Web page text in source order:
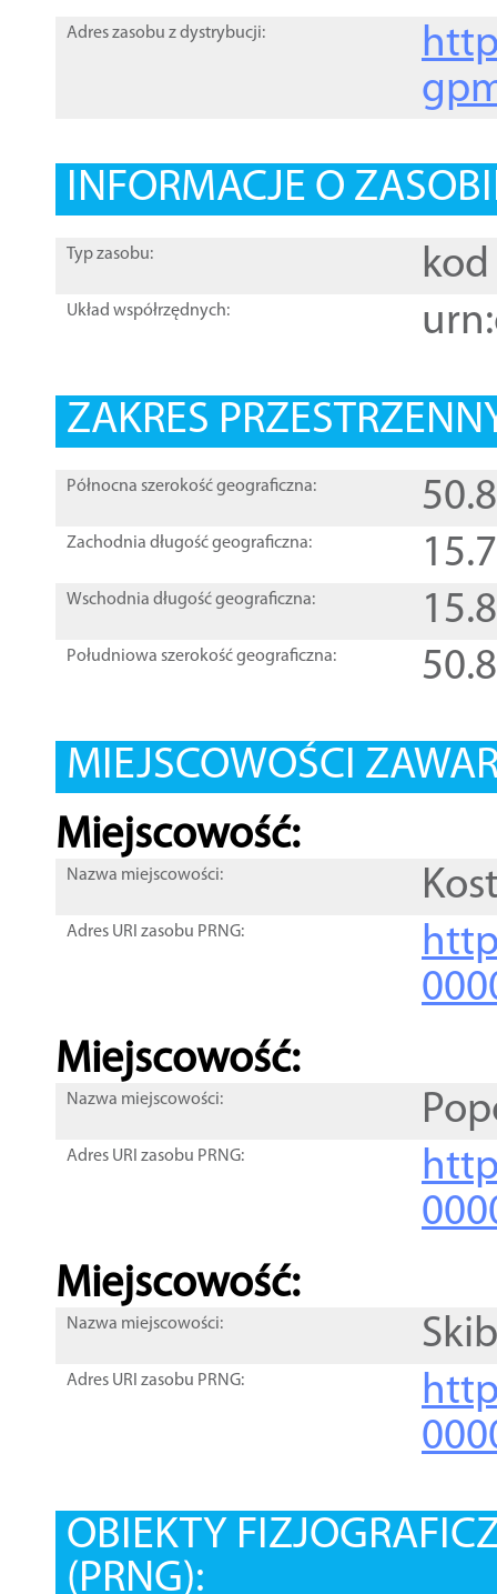
Adres zasobu z dystrybucji:
INFORMACJE O
Typ zasobu: kod
Układ współrzędnych:
ZAKRES
Północna szerokość geograficzna:
Zachodnia długość geograficzna:
Wschodnia długość geograficzna:
Południowa szerokość geograficzna:
MIEJSCOWOŚCI
Miejscowość:
Nazwa miejscowości:
Adres URI zasobu PRNG:
Miejscowość:
Nazwa miejscowości:
Adres URI zasobu PRNG:
Miejscowość:
Nazwa miejscowości:
Adres URI zasobu PRNG:
OBIEKTY
(PRNG):